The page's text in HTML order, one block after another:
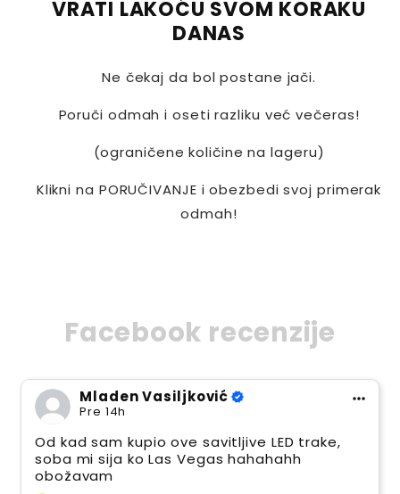
VRATI LAKOĆU SVOM KORAKU
DANAS
Ne čekaj da bol postane jači.
Poruči odmah i oseti razliku već večeras!
(ograničene količine na lageru)
Klikni na PORUČIVANJE i obezbedi svoj primerak
odmah!
Facebook recenzije
Mladen Vasiljković
Pre 14h
Od kad sam kupio ove savitljive LED trake,
soba mi sija ko Las Vegas hahahahh
obožavam